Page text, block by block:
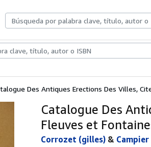
antiguosArte y coleccionismo
Des Antiques Erections Des Villes,
Catalogue Des
Fleuves et
Corrozet (gilles) &